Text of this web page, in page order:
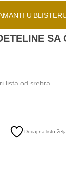
U BLISTERU
SA
lista od srebra.
Dodaj na listu želja